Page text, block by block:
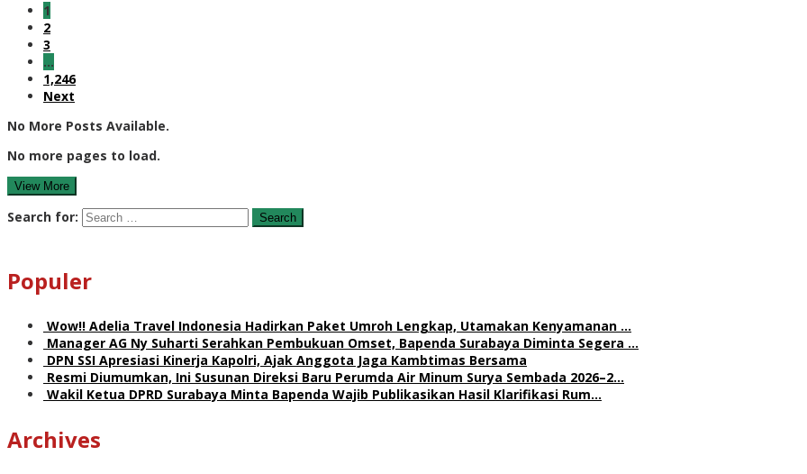
1
2
3
…
1,246
Next
No More Posts Available.
No more pages to load.
View More
Search for:
Populer
Wow!! Adelia Travel Indonesia Hadirkan Paket Umroh Lengkap, Utamakan Kenyamanan …
Manager AG Ny Suharti Serahkan Pembukuan Omset, Bapenda Surabaya Diminta Segera …
DPN SSI Apresiasi Kinerja Kapolri, Ajak Anggota Jaga Kambtimas Bersama
Resmi Diumumkan, Ini Susunan Direksi Baru Perumda Air Minum Surya Sembada 2026–2…
Wakil Ketua DPRD Surabaya Minta Bapenda Wajib Publikasikan Hasil Klarifikasi Rum…
Archives